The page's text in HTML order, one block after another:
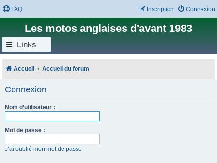
FAQ Connexion
Inscription
Les motos anglaises d'avant 1983
Links
Accueil Accueil du forum
Connexion
Nom d’utilisateur :
Mot de passe :
J’ai oublié mon mot de passe